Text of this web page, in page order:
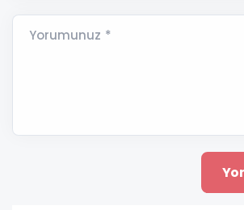
Yorumunuz *